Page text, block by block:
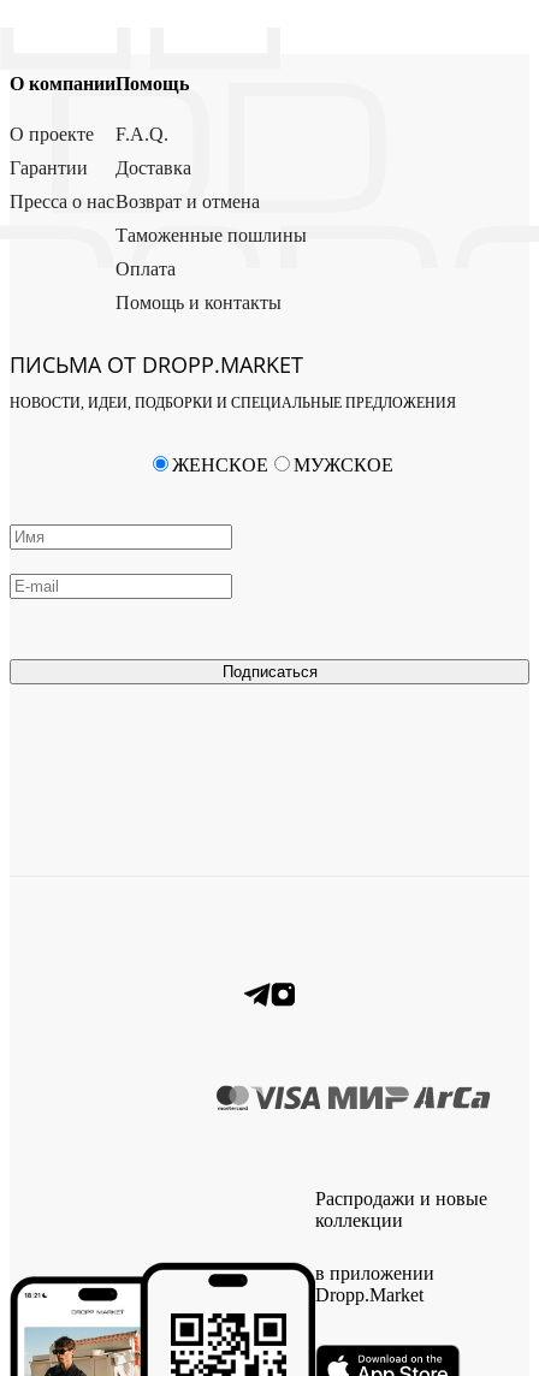
О компании
О проекте
Гарантии
Пресса о нас
Помощь
F.A.Q.
Доставка
Возврат и отмена
Таможенные пошлины
Оплата
Помощь и контакты
ПИСЬМА ОТ DROPP.MARKET
НОВОСТИ, ИДЕИ, ПОДБОРКИ И СПЕЦИАЛЬНЫЕ ПРЕДЛОЖЕНИЯ
Подписаться
ЖЕНСКОЕ МУЖСКОЕ
Распродажи и новые
коллекции
в приложении
Dropp.Market